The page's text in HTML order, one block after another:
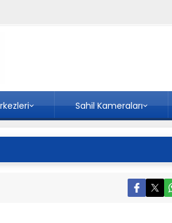
Sahil Kameraları